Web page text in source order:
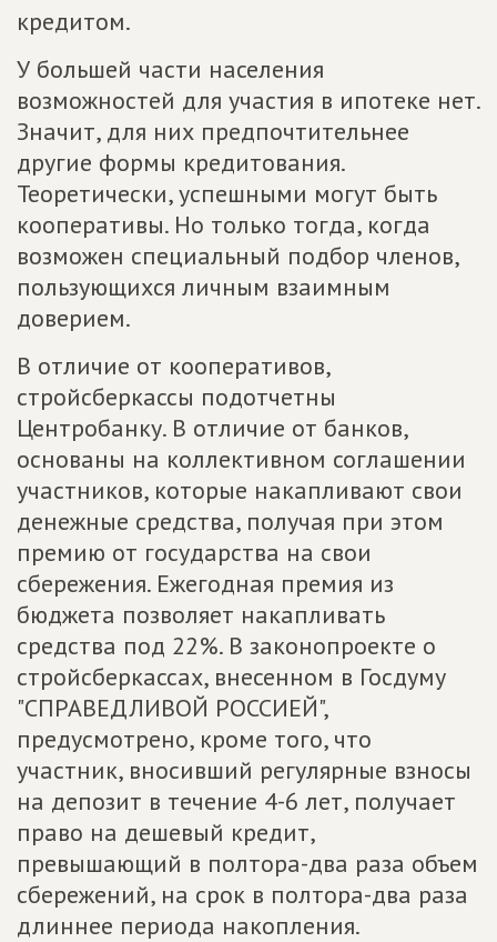
кредитом.
У большей части населения
возможностей для участия в ипотеке нет.
Значит, для них предпочтительнее
другие формы кредитования.
Теоретически, успешными могут быть
кооперативы. Но только тогда, когда
возможен специальный подбор членов,
пользующихся личным взаимным
доверием.
В отличие от кооперативов,
стройсберкассы подотчетны
Центробанку. В отличие от банков,
основаны на коллективном соглашении
участников, которые накапливают свои
денежные средства, получая при этом
премию от государства на свои
сбережения. Ежегодная премия из
бюджета позволяет накапливать
средства под 22%. В законопроекте о
стройсберкассах, внесенном в Госдуму
"СПРАВЕДЛИВОЙ РОССИЕЙ",
предусмотрено, кроме того, что
участник, вносивший регулярные взносы
на депозит в течение 4-6 лет, получает
право на дешевый кредит,
превышающий в полтора-два раза объем
сбережений, на срок в полтора-два раза
длиннее периода накопления.